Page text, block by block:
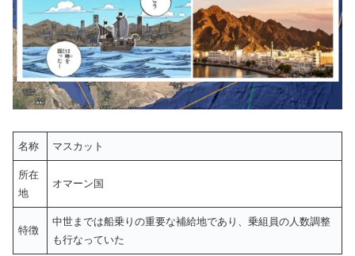
名称 マスカット
所在
地
オマーン国
特徴
中世までは船乗りの重要な補給地であり、乗組員の人数調整
も行なっていた